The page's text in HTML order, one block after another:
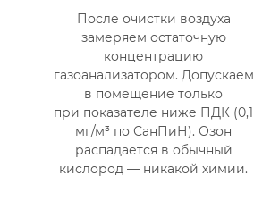
После очистки воздуха
замеряем остаточную
концентрацию
газоанализатором. Допускаем
в помещение только
при показателе ниже ПДК (0,1
мг/м³ по СанПиН). Озон
распадается в обычный
кислород — никакой химии.